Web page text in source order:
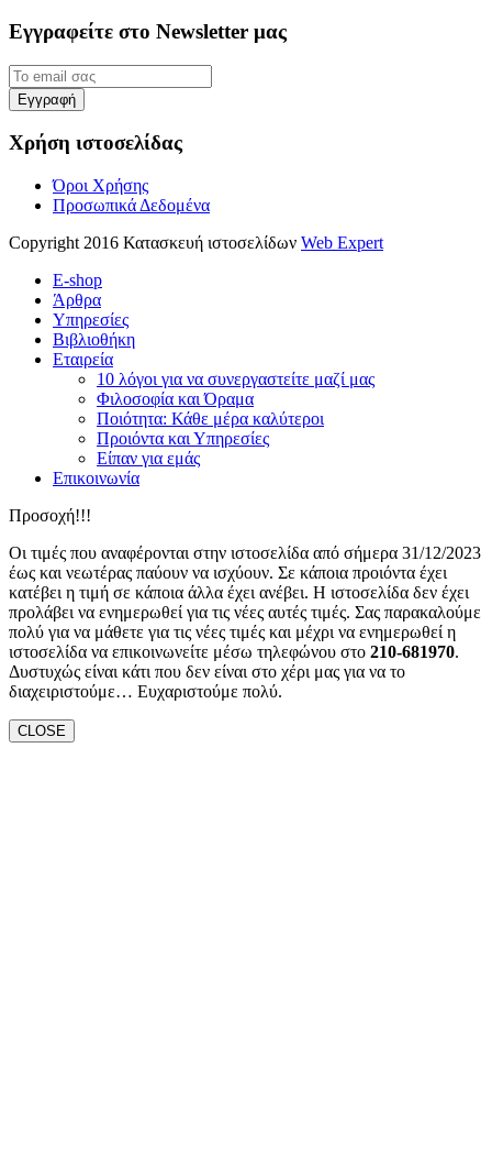
Εγγραφείτε στο Newsletter μας
Χρήση ιστοσελίδας
Όροι Χρήσης
Προσωπικά Δεδομένα
Copyright 2016 Κατασκευή ιστοσελίδων Web Expert
E-shop
Άρθρα
Υπηρεσίες
Βιβλιοθήκη
Εταιρεία
10 λόγοι για να συνεργαστείτε μαζί μας
Φιλοσοφία και Όραμα
Ποιότητα: Κάθε μέρα καλύτεροι
Προιόντα και Υπηρεσίες
Είπαν για εμάς
Επικοινωνία
Προσοχή!!!
Οι τιμές που αναφέρονται στην ιστοσελίδα από σήμερα 31/12/2023
έως και νεωτέρας παύουν να ισχύουν. Σε κάποια προιόντα έχει
κατέβει η τιμή σε κάποια άλλα έχει ανέβει. Η ιστοσελίδα δεν έχει
προλάβει να ενημερωθεί για τις νέες αυτές τιμές. Σας παρακαλούμε
πολύ για να μάθετε για τις νέες τιμές και μέχρι να ενημερωθεί η
ιστοσελίδα να επικοινωνείτε μέσω τηλεφώνου στο 210-681970.
Δυστυχώς είναι κάτι που δεν είναι στο χέρι μας για να το
διαχειριστούμε… Ευχαριστούμε πολύ.
CLOSE